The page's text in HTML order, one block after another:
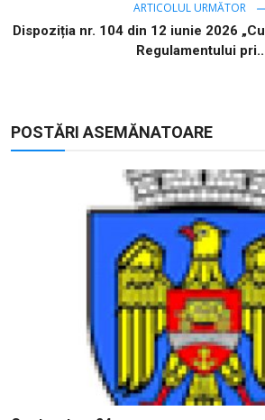
ARTICOLUL URMĂTOR
Dispoziția nr. 104 din 12 iunie 2026
Regulamentului
POSTĂRI ASEMĂNATOARE